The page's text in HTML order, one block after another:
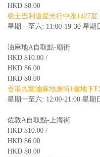
HKD $0.00
梳士巴利道星光行中座1427
星期一至六: 11:00-19-30 星期
油麻地A自取點-廟街
HKD $10.00 /
HKD $6.00
HKD $0.00
香港九龍油麻地廟街1號地下
星期一至六: 12:00-21:00 星期
佐敦A自取點-上海街
HKD $10.00 /
HKD $6.00
HKD $0.00